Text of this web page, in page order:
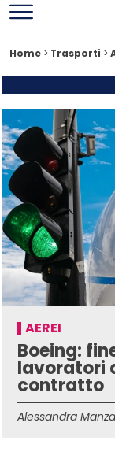
Home > Trasporti >
AEREI
Boeing:
lavoratori
contratto
Alessandra